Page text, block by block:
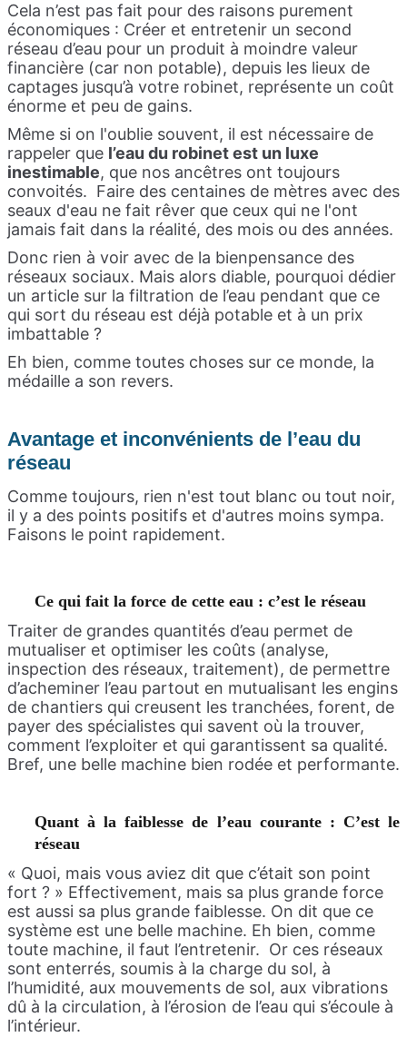
Cela n’est pas fait pour des raisons purement
économiques : Créer et entretenir un second
réseau d’eau pour un produit à moindre valeur
financière (car non potable), depuis les lieux de
captages jusqu’à votre robinet, représente un coût
énorme et peu de gains.
Même si on l'oublie souvent, il est nécessaire de
rappeler que l’eau du robinet est un luxe
inestimable, que nos ancêtres ont toujours
convoités. Faire des centaines de mètres avec des
seaux d'eau ne fait rêver que ceux qui ne l'ont
jamais fait dans la réalité, des mois ou des années.
Donc rien à voir avec de la bienpensance des
réseaux sociaux. Mais alors diable, pourquoi dédier
un article sur la filtration de l’eau pendant que ce
qui sort du réseau est déjà potable et à un prix
imbattable ?
Eh bien, comme toutes choses sur ce monde, la
médaille a son revers.
Avantage et inconvénients de l’eau du
réseau
Comme toujours, rien n'est tout blanc ou tout noir,
il y a des points positifs et d'autres moins sympa.
Faisons le point rapidement.
Ce qui fait la force de cette eau : c’est le réseau
Traiter de grandes quantités d’eau permet de
mutualiser et optimiser les coûts (analyse,
inspection des réseaux, traitement), de permettre
d’acheminer l’eau partout en mutualisant les engins
de chantiers qui creusent les tranchées, forent, de
payer des spécialistes qui savent où la trouver,
comment l’exploiter et qui garantissent sa qualité.
Bref, une belle machine bien rodée et performante.
Quant à la faiblesse de l’eau courante : C’est le
réseau
« Quoi, mais vous aviez dit que c’était son point
fort ? » Effectivement, mais sa plus grande force
est aussi sa plus grande faiblesse. On dit que ce
système est une belle machine. Eh bien, comme
toute machine, il faut l’entretenir. Or ces réseaux
sont enterrés, soumis à la charge du sol, à
l’humidité, aux mouvements de sol, aux vibrations
dû à la circulation, à l’érosion de l’eau qui s’écoule à
l’intérieur.